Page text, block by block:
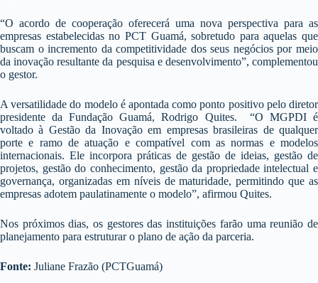
“O acordo de cooperação oferecerá uma nova perspectiva para as
empresas estabelecidas no PCT Guamá, sobretudo para aquelas que
buscam o incremento da competitividade dos seus negócios por meio
da inovação resultante da pesquisa e desenvolvimento”, complementou
o gestor.
A versatilidade do modelo é apontada como ponto positivo pelo diretor
presidente da Fundação Guamá, Rodrigo Quites. “O MGPDI é
voltado à Gestão da Inovação em empresas brasileiras de qualquer
porte e ramo de atuação e compatível com as normas e modelos
internacionais. Ele incorpora práticas de gestão de ideias, gestão de
projetos, gestão do conhecimento, gestão da propriedade intelectual e
governança, organizadas em níveis de maturidade, permitindo que as
empresas adotem paulatinamente o modelo”, afirmou Quites.
Nos próximos dias, os gestores das instituições farão uma reunião de
planejamento para estruturar o plano de ação da parceria.
Fonte: Juliane Frazão (PCTGuamá)